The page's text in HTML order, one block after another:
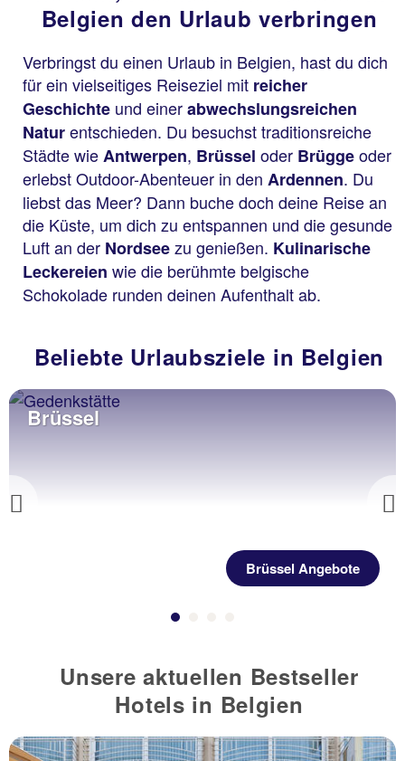
Belgien den Urlaub verbringen
Verbringst du einen Urlaub in Belgien, hast du dich
für ein vielseitiges Reiseziel mit reicher
Geschichte und einerabwechslungsreichen
Naturentschieden. Du besuchst traditionsreiche
Städte wieAntwerpen, Brüssel oder Brüggeoder
erlebst Outdoor-Abenteuer in den Ardennen. Du
liebst das Meer? Dann buche doch deine Reise an
die Küste, um dich zu entspannen und die gesunde
Luft an der Nordseezu genießen. Kulinarische
Leckereien wie die berühmte belgische
Schokolade runden deinen Aufenthalt ab.
Beliebte Urlaubsziele in Belgien
Previous
Brüssel
Brüssel Angebote
Unsere aktuellen Bestseller
Hotels in Belgien